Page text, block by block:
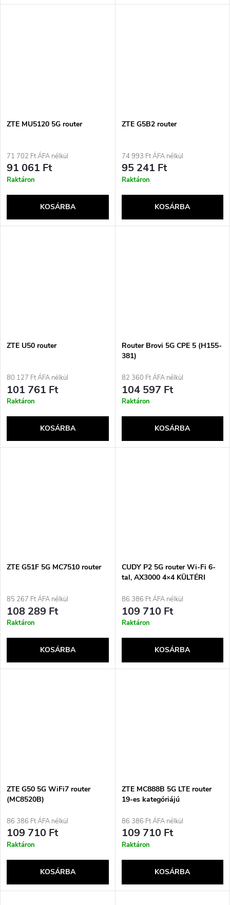
ZTE MU5120 5G router
71 702 Ft ÁFA nélkül
91 061 Ft
Raktáron
KOSÁRBA
ZTE G5B2 router
74 993 Ft ÁFA nélkül
95 241 Ft
Raktáron
KOSÁRBA
ZTE U50 router
80 127 Ft ÁFA nélkül
101 761 Ft
Raktáron
KOSÁRBA
Router Brovi 5G CPE 5 (H155-
381)
82 360 Ft ÁFA nélkül
104 597 Ft
Raktáron
KOSÁRBA
ZTE G51F 5G MC7510 router
85 267 Ft ÁFA nélkül
108 289 Ft
Raktáron
KOSÁRBA
CUDY P2 5G router Wi-Fi 6-
tal, AX3000 4×4 KÜLTÉRI
86 386 Ft ÁFA nélkül
109 710 Ft
Raktáron
KOSÁRBA
ZTE G50 5G WiFi7 router
(MC8520B)
86 386 Ft ÁFA nélkül
109 710 Ft
Raktáron
KOSÁRBA
ZTE MC888B 5G LTE router
19-es kategóriájú
86 386 Ft ÁFA nélkül
109 710 Ft
Raktáron
KOSÁRBA